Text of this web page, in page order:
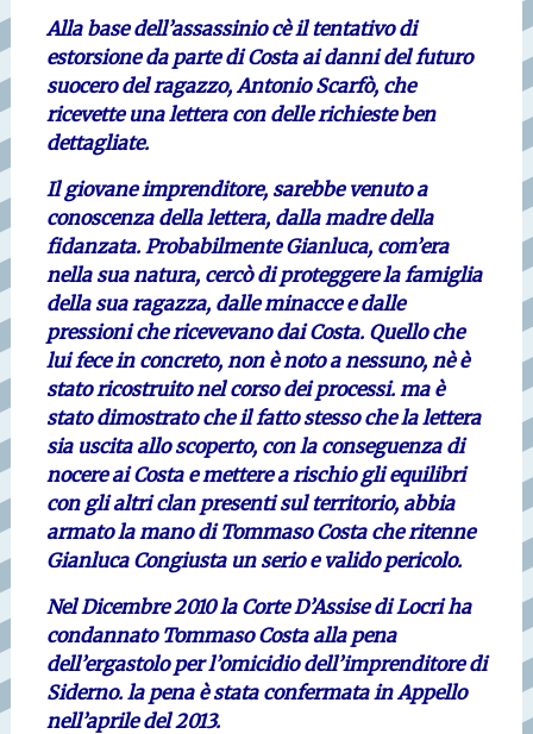
Alla base dell’assassinio cè il tentativo di
estorsione da parte di Costa ai danni del futuro
suocero del ragazzo, Antonio Scarfò, che
ricevette una lettera con delle richieste ben
dettagliate.
Il giovane imprenditore, sarebbe venuto a
conoscenza della lettera, dalla madre della
fidanzata. Probabilmente Gianluca, com’era
nella sua natura, cercò di proteggere la famiglia
della sua ragazza, dalle minacce e dalle
pressioni che ricevevano dai Costa. Quello che
lui fece in concreto, non è noto a nessuno, nè è
stato ricostruito nel corso dei processi. ma è
stato dimostrato che il fatto stesso che la lettera
sia uscita allo scoperto, con la conseguenza di
nocere ai Costa e mettere a rischio gli equilibri
con gli altri clan presenti sul territorio, abbia
armato la mano di Tommaso Costa che ritenne
Gianluca Congiusta un serio e valido pericolo.
Nel Dicembre 2010 la Corte D’Assise di Locri ha
condannato Tommaso Costa alla pena
dell’ergastolo per l’omicidio dell’imprenditore di
Siderno. la pena è stata confermata in Appello
nell’aprile del 2013.